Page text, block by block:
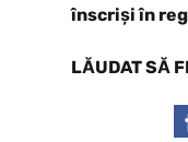
înscriși în
LĂUDAT SĂ